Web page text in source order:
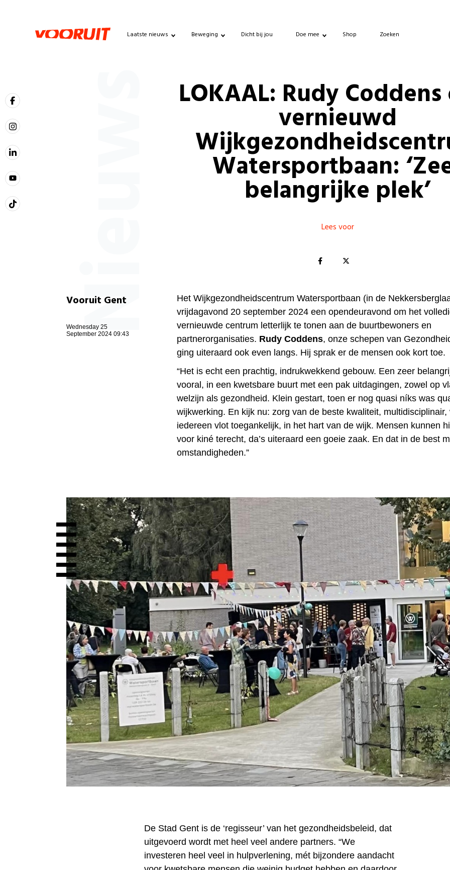
Laatste nieuws Beweging Dicht bij jou Doe mee Shop Zoeken
LOKAAL: Rudy
vernieuwd
Watersportbaan:
belangrijke plek’
Lees voor
Vooruit Gent
Wednesday 25
September 2024 09:43
Het Wijkgezondheidscentrum Watersportbaan (in de
vrijdagavond 20 september 2024 een opendeuravond om het
vernieuwde centrum letterlijk te tonen aan de buurtbewoners en
partnerorganisaties. Rudy Coddens, onze schepen van
ging uiteraard ook even langs. Hij sprak er de mensen ook kort toe.
“Het is echt een prachtig, indrukwekkend gebouw. Een zeer
vooral, in een kwetsbare buurt met een pak uitdagingen, zowel op
welzijn als gezondheid. Klein gestart, toen er nog quasi níks was
wijkwerking. En kijk nu: zorg van de beste kwaliteit, multidisciplinair,
iedereen vlot toegankelijk, in het hart van de wijk. Mensen kunnen
voor kiné terecht, da’s uiteraard een goeie zaak. En dat in de best
omstandigheden.”
De Stad Gent is de ‘regisseur’ van het gezondheidsbeleid, dat
uitgevoerd wordt met heel veel andere partners. “We
investeren heel veel in hulpverlening, mét bijzondere aandacht